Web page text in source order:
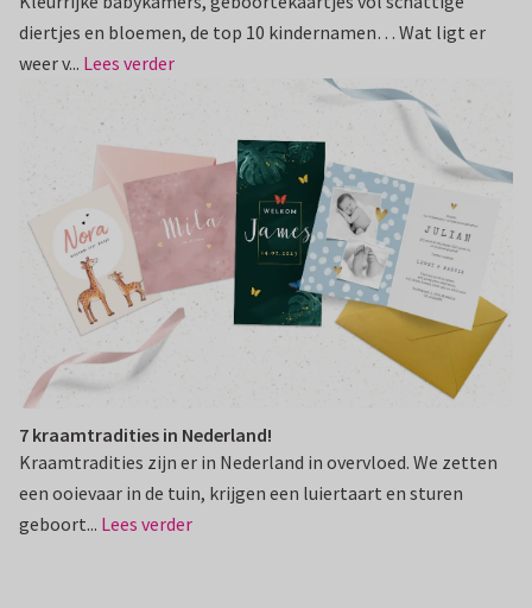
diertjes en bloemen, de top 10 kindernamen… Wat ligt er
weer v... Lees verder
7 kraamtradities in Nederland!
Kraamtradities zijn er in Nederland in overvloed. We zetten
een ooievaar in de tuin, krijgen een luiertaart en sturen
geboort... Lees verder